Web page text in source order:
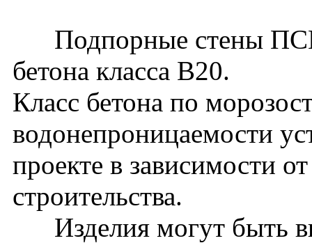
Подпорные стены
бетона класса В20.
Класс бетона по
водонепроницаемости
проекте в зависимости
строительства.
Изделия могут быть